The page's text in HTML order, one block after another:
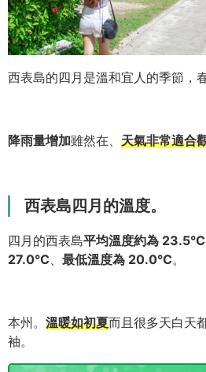
西表島的四月是溫和宜人的季節，
降雨量增加雖然在、 天氣非常適合
西表島四月的溫度。
四月的西表島平均溫度約為 23.5°C
27.0°C、 最低溫度為 20.0°C。
本州。 溫暖如初夏而且很多天白天
袖。